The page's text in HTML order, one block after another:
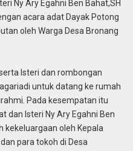
Ny Ary Egahni Ben Bahat,SH
acara adat Dayak Potong
oleh Warga Desa Bronang
Isteri dan rombongan
untuk datang ke rumah
Pada kesempatan itu
dan Isteri Ny Ary Egahni Ben
kekeluargaan oleh Kepala
para tokoh di Desa